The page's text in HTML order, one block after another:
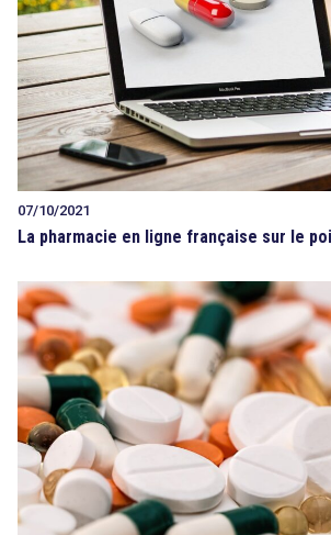
07/10/2021
La pharmacie en ligne française sur le